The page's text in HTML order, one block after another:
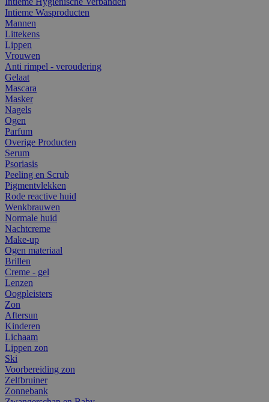
Intieme Wasproducten
Mannen
Littekens
Lippen
Vrouwen
Anti rimpel - veroudering
Gelaat
Mascara
Masker
Nagels
Ogen
Parfum
Overige Producten
Serum
Psoriasis
Peeling en Scrub
Pigmentvlekken
Rode reactive huid
Wenkbrauwen
Normale huid
Nachtcreme
Make-up
Ogen materiaal
Brillen
Creme - gel
Lenzen
Oogpleisters
Zon
Aftersun
Kinderen
Lichaam
Lippen zon
Ski
Voorbereiding zon
Zelfbruiner
Zonnebank